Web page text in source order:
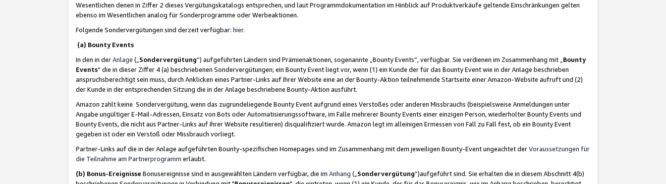
Wesentlichen denen in Ziffer 2 dieses Vergütungskatalogs entsprechen, und laut Programmdokumentation im Hinblick auf Produktverkäufe geltende Einschränkungen gelten
ebenso im Wesentlichen analog für Sonderprogramme oder Werbeaktionen.
Folgende Sondervergütungen sind derzeit verfügbar: hier.
(a) Bounty Events
In den in derAnlage („ Sondervergütung“) aufgeführten Ländern sind Prämienaktionen, sogenannte „Bounty Events“, verfügbar. Sie verdienen im Zusammenhang mit „ Bounty
Events“ die in dieser Ziffer 4 (a) beschriebenen Sondervergütungen; ein Bounty Event liegt vor, wenn (1) ein Kunde der für das Bounty Event wie in der Anlage beschrieben
anspruchsberechtigt sein muss, durch Anklicken eines Partner-Links auf Ihrer Website eine an der Bounty-Aktion teilnehmende Startseite einer Amazon-Website aufruft und (2)
der Kunde in der entsprechenden Sitzung die in der Anlage beschriebene Bounty-Aktion ausführt.
Amazon zahlt keine Sondervergütung, wenn das zugrundeliegende Bounty Event aufgrund eines Verstoßes oder anderen Missbrauchs (beispielsweise Anmeldungen unter
Angabe ungültiger E-Mail-Adressen, Einsatz von Bots oder Automatisierungssoftware, im Falle mehrerer Bounty Events einer einzigen Person, wiederholter Bounty Events und
Bounty Events, die nicht aus Partner-Links auf Ihrer Website resultieren) disqualifiziert wurde. Amazon legt im alleinigen Ermessen von Fall zu Fall fest, ob ein Bounty Event
gegeben ist oder ein Verstoß oder Missbrauch vorliegt.
Partner-Links auf die in der Anlage aufgeführten Bounty-spezifischen Homepages sind im Zusammenhang mit dem jeweiligen Bounty-Event ungeachtet derVoraussetzungen für
die Teilnahme am Partnerprogramm erlaubt.
(b) Bonus-Ereignisse Bonusereignisse sind in ausgewählten Ländern verfügbar, die im Anhang („ Sondervergütung“)aufgeführt sind. Sie erhalten die in diesem Abschnitt 4(b)